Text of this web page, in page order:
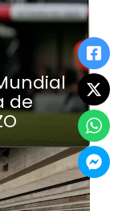
de